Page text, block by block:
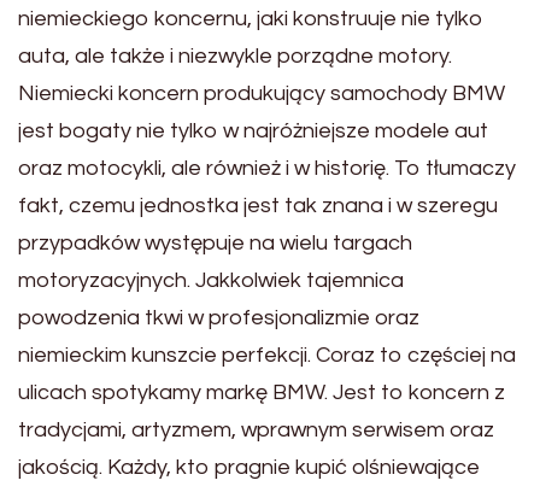
niemieckiego koncernu, jaki konstruuje nie tylko
auta, ale także i niezwykle porządne motory.
Niemiecki koncern produkujący samochody BMW
jest bogaty nie tylko w najróżniejsze modele aut
oraz motocykli, ale również i w historię. To tłumaczy
fakt, czemu jednostka jest tak znana i w szeregu
przypadków występuje na wielu targach
motoryzacyjnych. Jakkolwiek tajemnica
powodzenia tkwi w profesjonalizmie oraz
niemieckim kunszcie perfekcji. Coraz to częściej na
ulicach spotykamy markę BMW. Jest to koncern z
tradycjami, artyzmem, wprawnym serwisem oraz
jakością. Każdy, kto pragnie kupić olśniewające